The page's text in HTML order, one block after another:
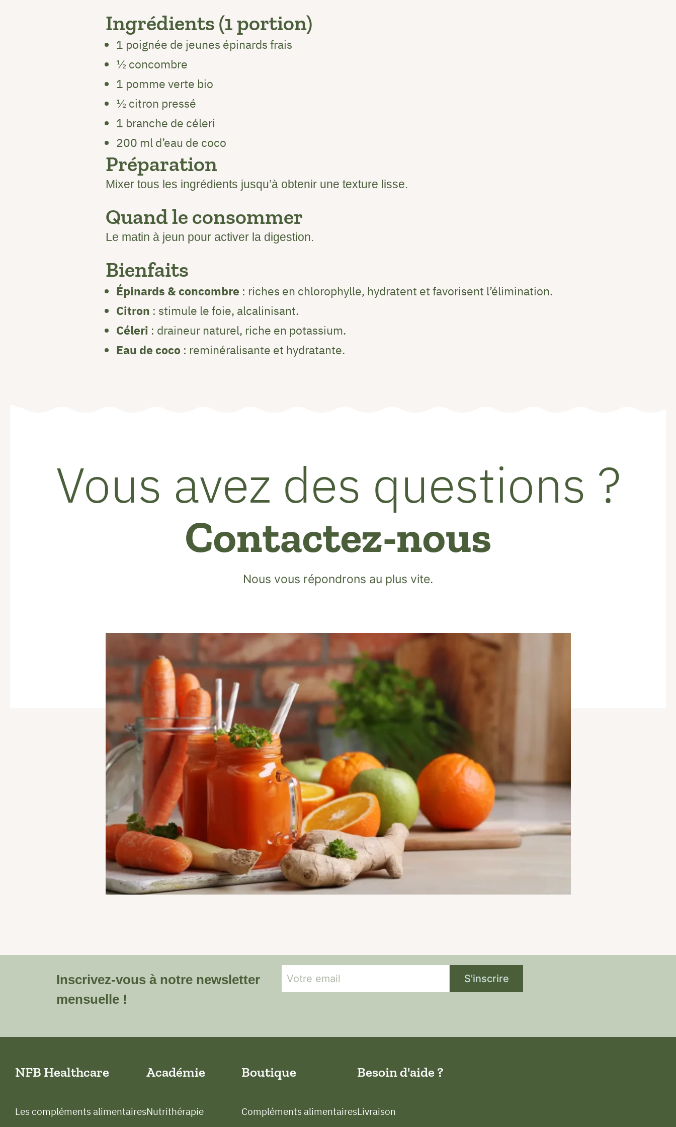
Ingrédients (1 portion)
1 poignée de jeunes épinards frais
½ concombre
1 pomme verte bio
½ citron pressé
1 branche de céleri
200 ml d’eau de coco
Préparation
Mixer tous les ingrédients jusqu’à obtenir une texture lisse.
Quand le consommer
Le matin à jeun pour activer la digestion.
Bienfaits
Épinards & concombre : riches en chlorophylle, hydratent et favorisent l’élimination.
Citron : stimule le foie, alcalinisant.
Céleri : draineur naturel, riche en potassium.
Eau de coco : reminéralisante et hydratante.
Vous avez des questions ?
Contactez-nous
Nous vous répondrons au plus vite.
Inscrivez-vous à notre newsletter
mensuelle !
NFB Healthcare
Les compléments alimentaires
Académie
Nutrithérapie
Boutique
Compléments alimentaires
Besoin d'aide ?
Livraison